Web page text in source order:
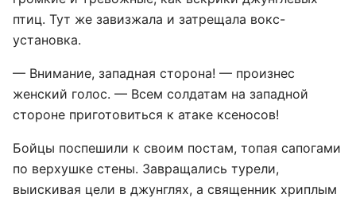
птиц. Тут же завизжала и затрещала вокс-
установка.
— Внимание, западная сторона! — произнес
женский голос. — Всем солдатам на западной
стороне приготовиться к атаке ксеносов!
Бойцы поспешили к своим постам, топая сапогами
по верхушке стены. Завращались турели,
выискивая цели в джунглях, а священник хриплым